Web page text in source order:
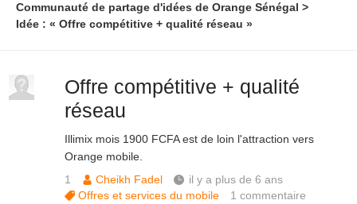
Communauté de partage d'idées de Orange Sénégal
Idée : « Offre compétitive + qualité réseau »
Offre compétitive + qualité
réseau
Illimix mois 1900 FCFA est de loin l'attraction vers
Orange mobile.
1
Cheikh Fadel
il y a plus de 6 ans
Offres et services du mobile
1commentaire